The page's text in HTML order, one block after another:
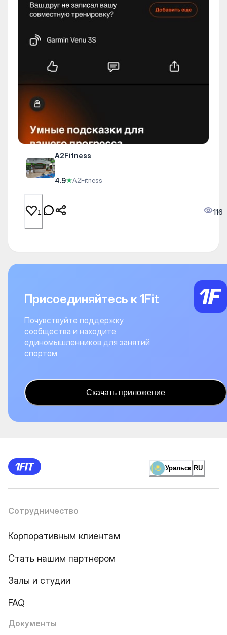
A2Fitness
4.9★A2Fitness
1 116
Присоединяйтесь к 1Fit
Почувствуйте поддержку
сообщества и находите
единомышленников для занятий
спортом
Скачать приложение
Уральск RU
Сотрудничество
Корпоративным клиентам
Стать нашим партнером
Залы и студии
FAQ
Документы